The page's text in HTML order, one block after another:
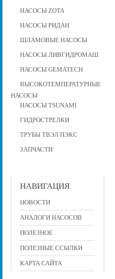
НАСОСЫ ZOTA
НАСОСЫ РИДАН
ШЛАМОВЫЕ НАСОСЫ
НАСОСЫ ЛИВГИДРОМАШ
НАСОСЫ GEMATECH
ВЫСОКОТЕМПЕРАТУРНЫЕ
НАСОСЫ
НАСОСЫ TSUNAMI
ГИДРОСТРЕЛКИ
ТРУБЫ ТВЭЛ ПЭКС
ЗАПЧАСТИ
НАВИГАЦИЯ
НОВОСТИ
АНАЛОГИ НАСОСОВ
ПОЛЕЗНОЕ
ПОЛЕЗНЫЕ ССЫЛКИ
КАРТА САЙТА